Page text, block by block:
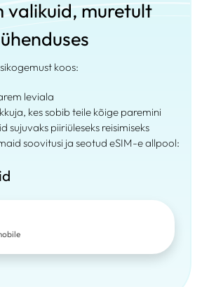
valikuid, muretult
ühenduses
koos:
leviala
kes sobib teile kõige paremini
sujuvaks piiriüleseks reisimiseks
soovitusi ja seotud eSIM-e allpool: